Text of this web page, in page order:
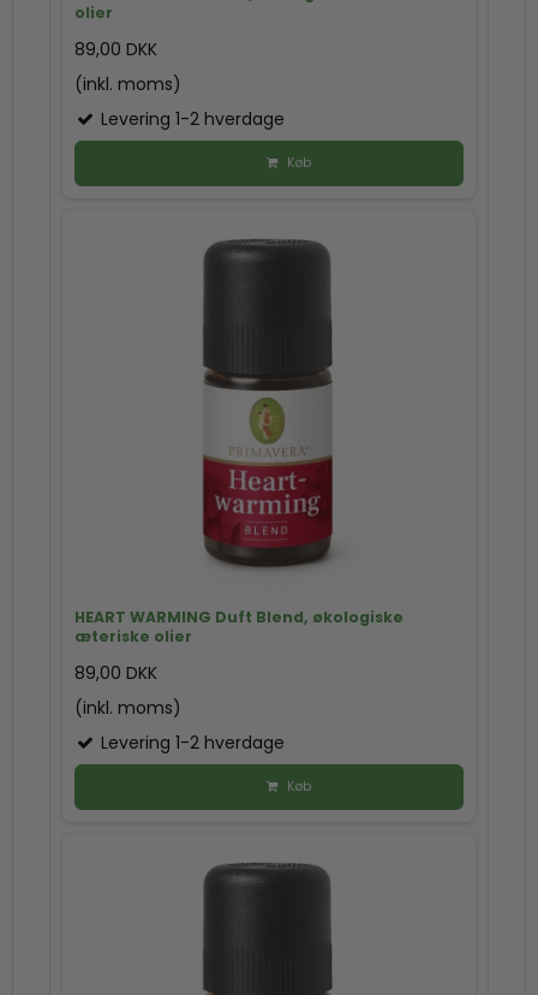
olier
89,00 DKK
(inkl. moms)
Levering 1-2 hverdage
Køb
HEART WARMING Duft Blend, økologiske
æteriske olier
89,00 DKK
(inkl. moms)
Levering 1-2 hverdage
Køb